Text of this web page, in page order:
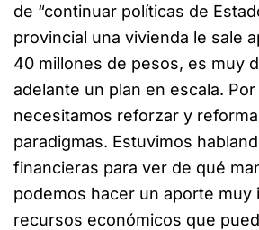
de “continuar políticas de
provincial una vivienda le sale
40 millones de pesos, es muy
adelante un plan en escala. Por
necesitamos reforzar y
paradigmas. Estuvimos
financieras para ver de qué
podemos hacer un aporte muy
recursos económicos que